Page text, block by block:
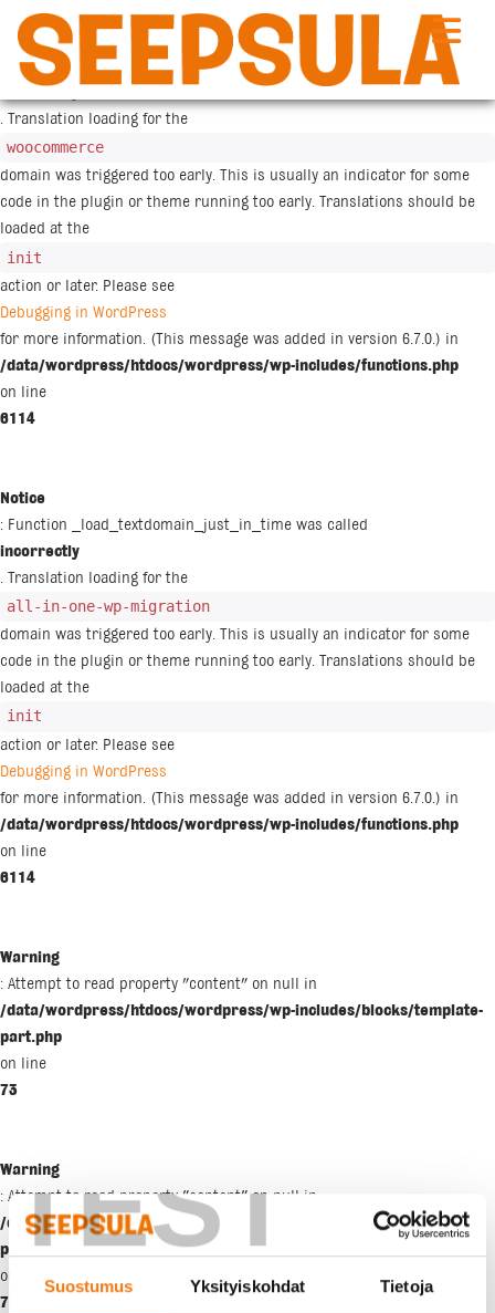
TEST
Suostumus Yksityiskohdat Tietoja
Notice
: Function _load_textdomain_just_in_time was called
. Translation loading for the
woocommerce
domain was triggered too early. This is usually an indicator for some
code in the plugin or theme running too early. Translations should be
loaded at the
init
action or later. Please see
Debugging in WordPress
for more information. (This message was added in version 6.7.0.) in
/data/wordpress/htdocs/wordpress/wp-includes/functions.php
on line
6114
Notice
: Function _load_textdomain_just_in_time was called
incorrectly
. Translation loading for the
all-in-one-wp-migration
domain was triggered too early. This is usually an indicator for some
code in the plugin or theme running too early. Translations should be
loaded at the
init
action or later. Please see
Debugging in WordPress
for more information. (This message was added in version 6.7.0.) in
/data/wordpress/htdocs/wordpress/wp-includes/functions.php
on line
6114
Warning
: Attempt to read property "content" on null in
/data/wordpress/htdocs/wordpress/wp-includes/blocks/template-
part.php
on line
73
Warning
: Attempt to read property "content" on null in
/data/wordpress/htdocs/wordpress/wp-includes/blocks/template-
part.php
on line
73
Siirry
sisältöön